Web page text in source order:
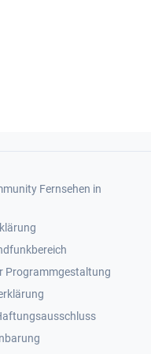
Fernsehen in
Programmgestaltung